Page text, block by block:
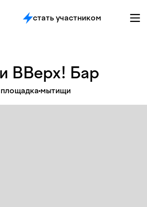
стать участником
ВВерх! Бар
площадкамытищи